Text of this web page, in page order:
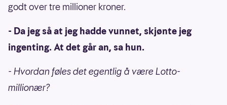
godt over tre millioner kroner.
- Da jeg så at jeg hadde vunnet, skjønte jeg
ingenting. At det går an, sa hun.
- Hvordan føles det egentlig å være Lotto-
millionær?